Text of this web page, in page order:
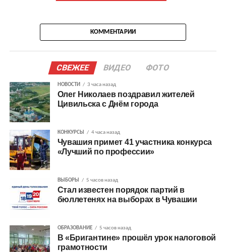
КОММЕНТАРИИ
СВЕЖЕЕ ВИДЕО ФОТО
НОВОСТИ 3 часа назад
Олег Николаев поздравил жителей
Цивильска с Днём города
КОНКУРСЫ 4 часа назад
Чувашия примет 41 участника конкурса
«Лучший по профессии»
ВЫБОРЫ 5 часов назад
Стал известен порядок партий в
бюллетенях на выборах в Чувашии
ОБРАЗОВАНИЕ 5 часов назад
В «Бригантине» прошёл урок налоговой
грамотности